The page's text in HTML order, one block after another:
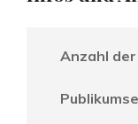
Anzahl